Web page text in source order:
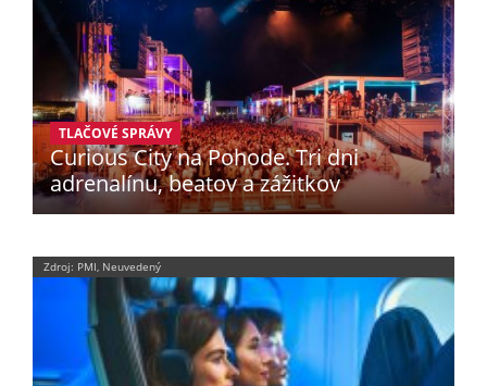
TLAČOVÉ SPRÁVY
Curious City na Pohode. Tri dni
adrenalínu, beatov a zážitkov
Zdroj: PMI, Neuvedený